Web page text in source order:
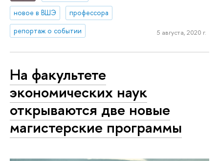
новое в ВШЭ
профессора
репортаж о событии
5 августа, 2020 г.
На факультете
экономических наук
открываются две новые
магистерские программы